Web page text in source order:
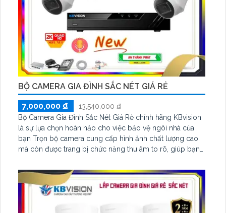
BỘ CAMERA GIA ĐÌNH SẮC NÉT GIÁ RẺ
7,000,000 ₫
13,540,000 ₫
Bộ Camera Gia Đình Sắc Nét Giá Rẻ chính hãng KBvision
là sự lựa chọn hoàn hảo cho việc bảo vệ ngôi nhà của
bạn Trọn bộ camera cung cấp hình ảnh chất lượng cao
mà còn được trang bị chức năng thu âm to rõ, giúp bạn
quan sát Với chuẩn nén H.265+ hồng ngoại thông minh
lên đến 30m kèm tính năng Phát hiện con người hỗ trợ